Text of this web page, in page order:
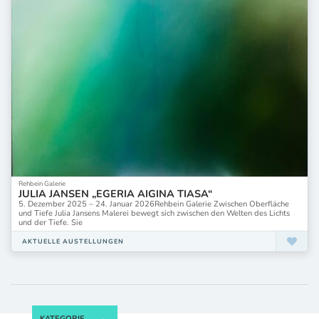
Rehbein Galerie
JULIA JANSEN „EGERIA AIGINA TIASA“
5. Dezember 2025 – 24. Januar 2026Rehbein Galerie Zwischen Oberfläche
und Tiefe Julia Jansens Malerei bewegt sich zwischen den Welten des Lichts
und der Tiefe. Sie
AKTUELLE AUSTELLUNGEN